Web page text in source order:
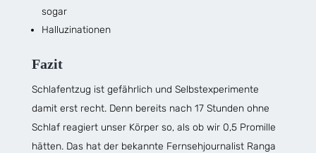
sogar
Halluzinationen
Fazit
Schlafentzug ist gefährlich und Selbstexperimente
damit erst recht. Denn bereits nach 17 Stunden ohne
Schlaf reagiert unser Körper so, als ob wir 0,5 Promille
hätten. Das hat der bekannte Fernsehjournalist Ranga